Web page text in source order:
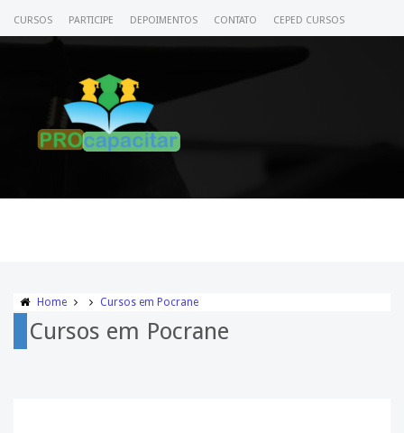
CURSOS PARTICIPE DEPOIMENTOS CONTATO CEPED CURSOS
Home Cursos em Pocrane
Cursos em Pocrane